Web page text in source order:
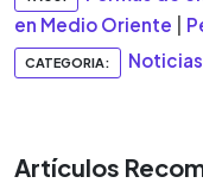
en Medio Oriente
CATEGORIA: Noticias
Artículos